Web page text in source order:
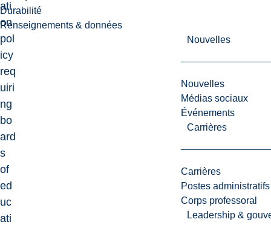
Durabilité
Renseignements & données
Nouvelles
Nouvelles
Médias sociaux
Événements
Carrières
Carrières
Postes
Corps professoral
Leadership &
ati
on
pol
icy
req
uiri
ng
bo
ard
s
of
ed
uc
ati